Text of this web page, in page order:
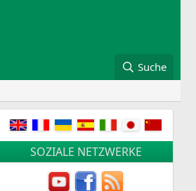
Suche
SOZIALE NETZWERKE